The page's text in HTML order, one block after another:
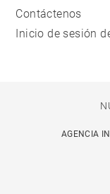
Contáctenos
Inicio de sesión
AGENCIA